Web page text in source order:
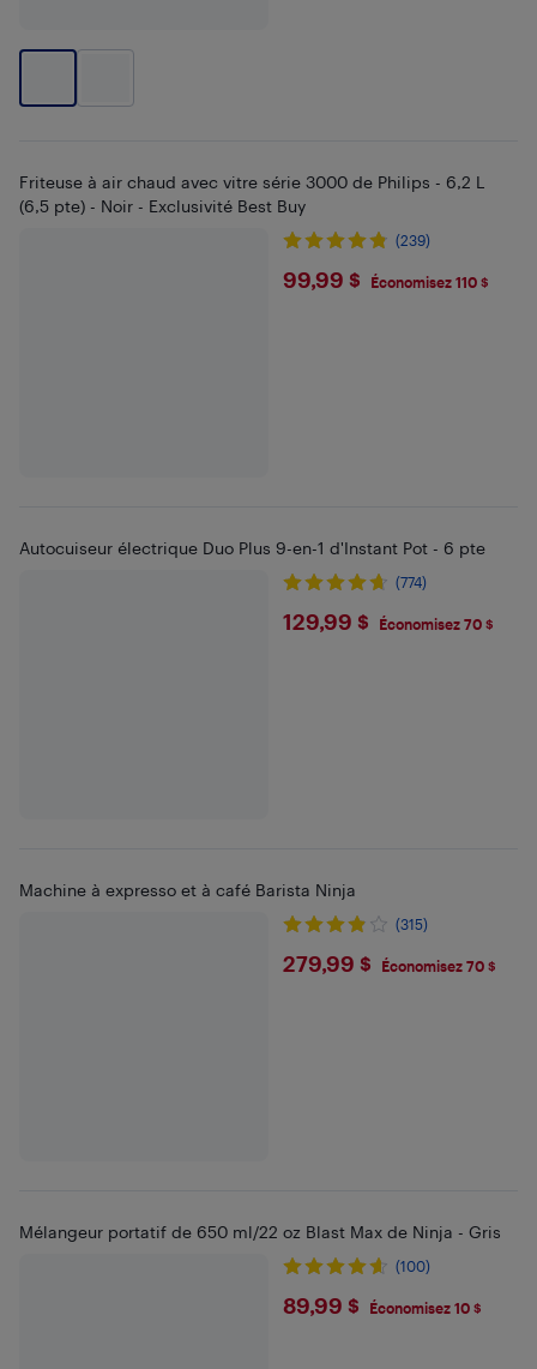
Friteuse à air chaud avec vitre série 3000 de Philips - 6,2 L
(6,5 pte) - Noir - Exclusivité Best Buy
(239)
$99.99
99,99 $ Économisez 110 $
Autocuiseur électrique Duo Plus 9-en-1 d'Instant Pot - 6 pte
(774)
$129.99
129,99 $ Économisez 70 $
Machine à expresso et à café Barista Ninja
(315)
$279.99
279,99 $ Économisez 70 $
Mélangeur portatif de 650 ml/22 oz Blast Max de Ninja - Gris
(100)
$89.99
89,99 $ Économisez 10 $